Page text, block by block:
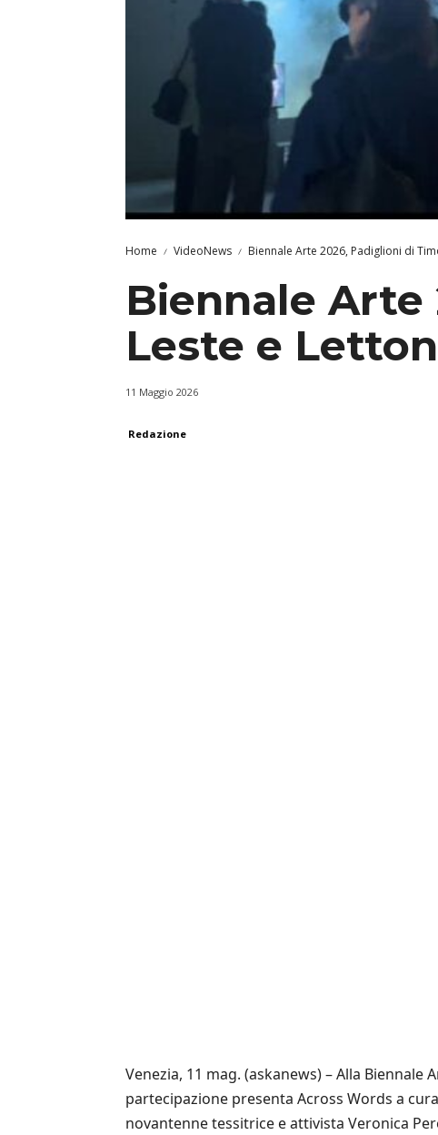
Home VideoNews Biennale Arte 2026, Padiglioni di
Biennale Arte
Leste e
11 Maggio 2026
Redazione
Venezia, 11 mag. (askanews) – Alla
partecipazione presenta Across Words a
novantenne tessitrice e attivista Veronica